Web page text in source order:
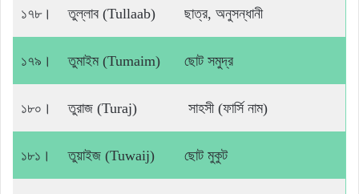
১৭৮। তুল্লাব (Tullaab) ছাত্র, অনুসন্ধানী
১৭৯। তুমাইম (Tumaim) ছোট সমুদ্র
১৮০। তুরাজ (Turaj) সাহসী (ফার্সি নাম)
১৮১। তুয়াইজ (Tuwaij) ছোট মুকুট